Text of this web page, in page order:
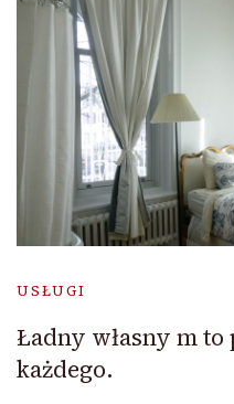
USŁUGI
Ładny własny m
każdego.